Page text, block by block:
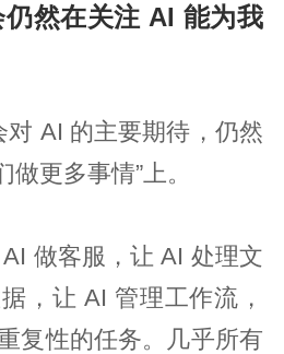
然在关注 AI 能为我
AI 的主要期待，仍然
更多事情”上。
做客服，让 AI 处理文
，让 AI 管理工作流，
复性的任务。几乎所有